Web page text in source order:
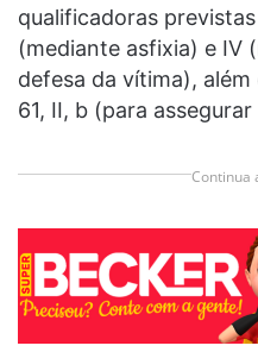
qualificadoras
(mediante asfixia) e IV
defesa da vítima),
61, II, b (para
Continua